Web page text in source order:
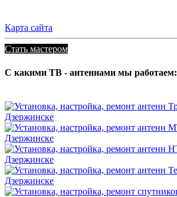
Карта сайта
Стать мастером
С какими ТВ - антеннами мы работаем: